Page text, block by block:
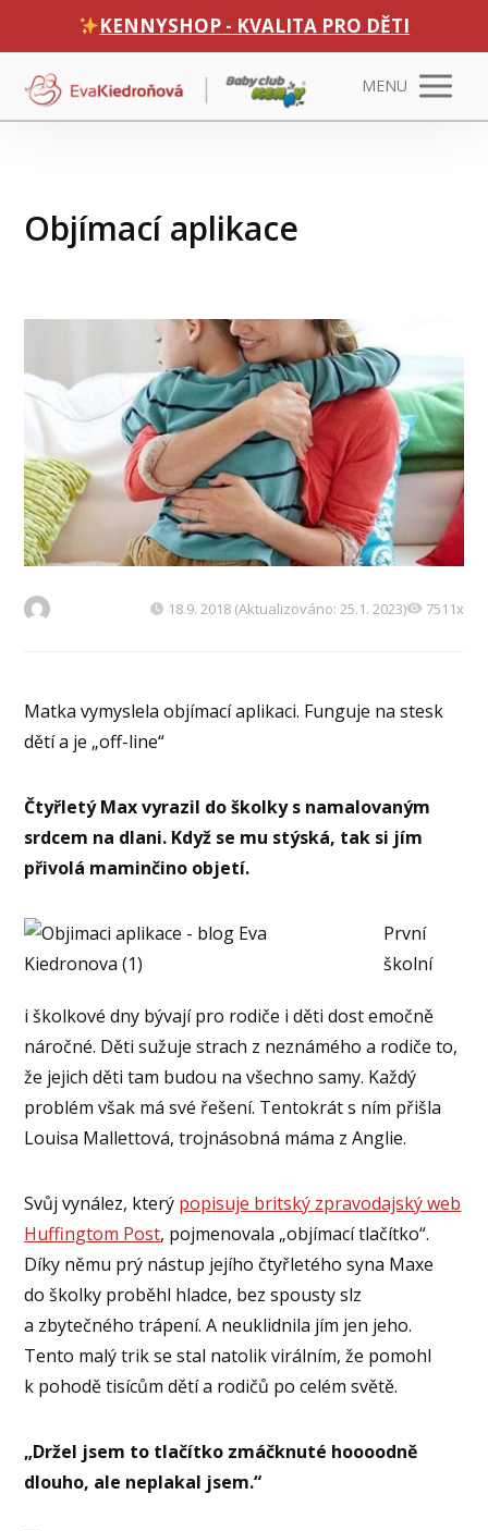
KENNYSHOP - KVALITA PRO DĚTI
MENU
Objímací aplikace
18.9. 2018 (Aktualizováno: 25.1. 2023) 7511x
Matka vymyslela objímací aplikaci. Funguje na stesk
dětí a je „off-line“
Čtyřletý Max vyrazil do školky s namalovaným
srdcem na dlani. Když se mu stýská, tak si jím
přivolá maminčino objetí.
První
školní
i školkové dny bývají pro rodiče i děti dost emočně
náročné. Děti sužuje strach z neznámého a rodiče to,
že jejich děti tam budou na všechno samy. Každý
problém však má své řešení. Tentokrát s ním přišla
Louisa Mallettová, trojnásobná máma z Anglie.
Svůj vynález, který popisuje britský zpravodajský web
Huffingtom Post, pojmenovala „objímací tlačítko“.
Díky němu prý nástup jejího čtyřletého syna Maxe
do školky proběhl hladce, bez spousty slz
a zbytečného trápení. A neuklidnila jím jen jeho.
Tento malý trik se stal natolik virálním, že pomohl
k pohodě tisícům dětí a rodičů po celém světě.
„Držel jsem to tlačítko zmáčknuté hoooodně
dlouho, ale neplakal jsem.“